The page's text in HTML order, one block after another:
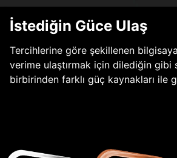
İstediğin Güce Ulaş
Tercihlerine göre şekillenen
verime ulaştırmak için dilediğin gibi
birbirinden farklı güç kaynakları ile